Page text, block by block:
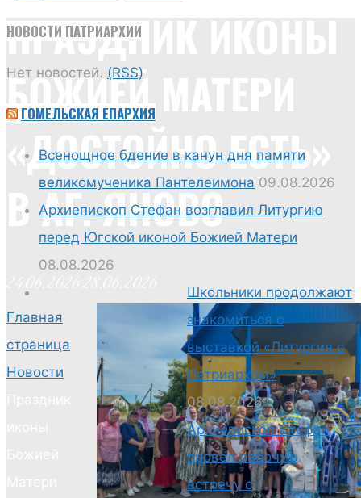
ПРАЗДНИК ИКОНЫ
БОЖИЕЙ МАТЕРИ
«ДОСТОЙНО ЕСТЬ»
В АГ. ЯНОВО
Главная
страница
Новости
НОВОСТИ ПАТРИАРХИИ
Нет новостей. (RSS)
ГОМЕЛЬСКАЯ ЕПАРХИЯ
Всенощное бдение в канун дня памяти
великомученика Пантелеимона 09.08.2026
Архиепископ Стефан возглавил Литургию
перед Югской иконой Божией Матери
08.08.2026
Школьники продолжают
знакомиться с
выставкой «Литургия с
Патриархом»
08.08.2026
Архиепископ Стефан
провёл рабочую
встречу с